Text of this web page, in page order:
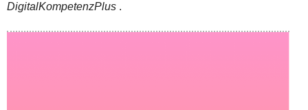
DigitalKompetenzPlus .